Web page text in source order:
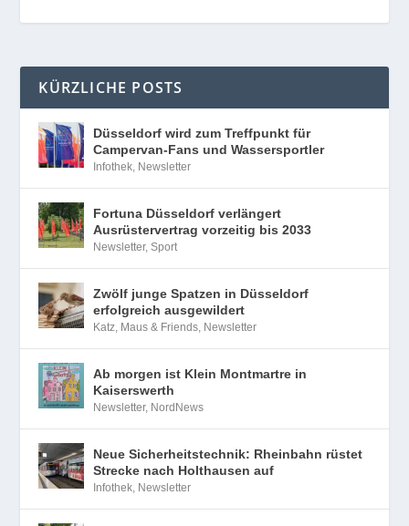
KÜRZLICHE POSTS
Düsseldorf wird zum Treffpunkt für
Campervan-Fans und Wassersportler
Infothek, Newsletter
Fortuna Düsseldorf verlängert
Ausrüstervertrag vorzeitig bis 2033
Newsletter,Sport
Zwölf junge Spatzen in Düsseldorf
erfolgreich ausgewildert
Katz, Maus & Friends, Newsletter
Ab morgen ist Klein Montmartre in
Kaiserswerth
Newsletter, NordNews
Neue Sicherheitstechnik: Rheinbahn rüstet
Strecke nach Holthausen auf
Infothek, Newsletter